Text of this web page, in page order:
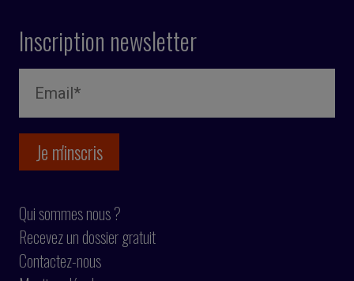
Inscription newsletter
Qui sommes nous ?
Recevez un dossier gratuit
Contactez-nous